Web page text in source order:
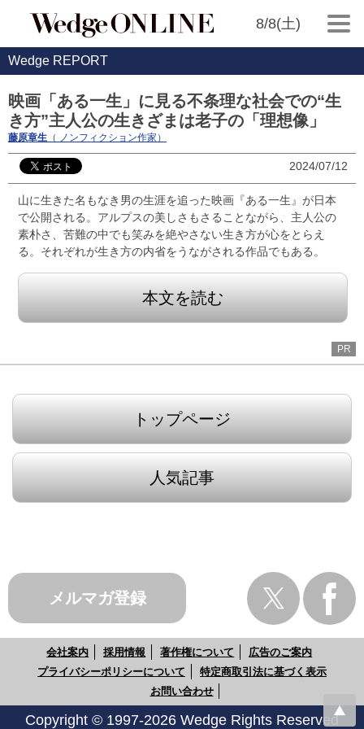
8/8(土)
Wedge REPORT
映画「ある一生」に見る不条理な社会での“生
き方”主人公の生きざまは老子の「理想像」
藤原章生 （ ノンフィクション作家）
2024/07/12
山に生きた名もなき男の生涯を追った映画『ある一生』が日本
で公開される。アルプスの美しさもさることながら、主人公の
素朴さ、苦難の中でも笑みを絶やさない生き方が心をとらえ
る。それぞれが生き方の内省をうながされる作品でもある。
本文を読む
PR
トップページ
人気記事
メルマガ登録
会社案内 採用情報 著作権について
広告のご案内
プライバシーポリシーについて
特定商取引法に基づく表示
お問い合わせ
Copyright © 1997-2026 Wedge Rights Reserved